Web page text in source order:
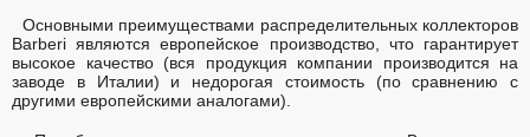
Основными преимуществами распределительных коллекторов
Barberi являются европейское производство, что гарантирует
высокое качество (вся продукция компании производится на
заводе в Италии) и недорогая стоимость (по сравнению с
другими европейскими аналогами).